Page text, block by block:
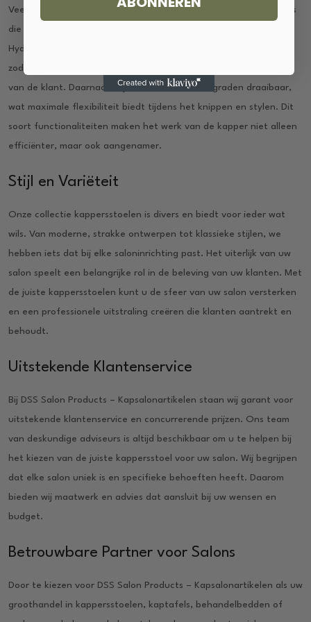
Veel van onze modellen zijn uitgerust met geavanceerde functies
die de dagelijkse werkzaamheden in de salon vergemakkelijken.
Hydraulische pompen zorgen voor eenvoudige hoogteverstelling,
zodat de kapper de stoel snel kan aanpassen aan de behoeften
van de klant. Daarnaast zijn veel stoelen 360-graden draaibaar,
wat maximale flexibiliteit biedt tijdens het knippen en stylen. Dit
soort functionaliteiten maken het werk van de kapper niet alleen
efficiënter, maar ook aangenamer.
Stijl en Variëteit
Onze collectie kappersstoelen is divers en biedt voor ieder wat
wils. Van moderne, strakke ontwerpen tot klassieke stijlen, we
hebben iets dat bij elke saloninrichting past. Het uiterlijk van uw
salon speelt een belangrijke rol in de beleving van uw klanten. Met
de juiste kappersstoelen kunt u de sfeer van uw salon versterken
en een professionele uitstraling creëren die klanten aantrekt en
behoudt.
Uitstekende Klantenservice
Bij DSS Salon Products – Kapsalonartikelen staan wij garant voor
uitstekende klantenservice en concurrerende prijzen. Ons team
van deskundige adviseurs is altijd beschikbaar om u te helpen bij
het kiezen van de juiste kappersstoel voor uw salon. Wij begrijpen
dat elke salon uniek is en specifieke behoeften heeft. Daarom
bieden wij maatwerk en advies dat aansluit bij uw wensen en
budget.
Betrouwbare Partner voor Salons
Door te kiezen voor DSS Salon Products – Kapsalonartikelen als uw
groothandel in kappersstoelen, kaptafels, behandelbedden of